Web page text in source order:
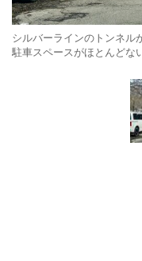
シルバーラインのトンネル
駐車スペースがほとんどな